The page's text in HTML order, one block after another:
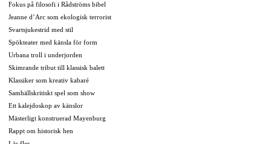
Fokus på filosofi i Rådströms bibel
Jeanne d’Arc som ekologisk terrorist
Svartsjukestrid med stil
Spökteater med känsla för form
Urbana troll i underjorden
Skimrande tribut till klassisk balett
Klassiker som kreativ kabaré
Samhällskritiskt spel som show
Ett kalejdoskop av känslor
Mästerligt konstruerad Mayenburg
Rappt om historisk hen